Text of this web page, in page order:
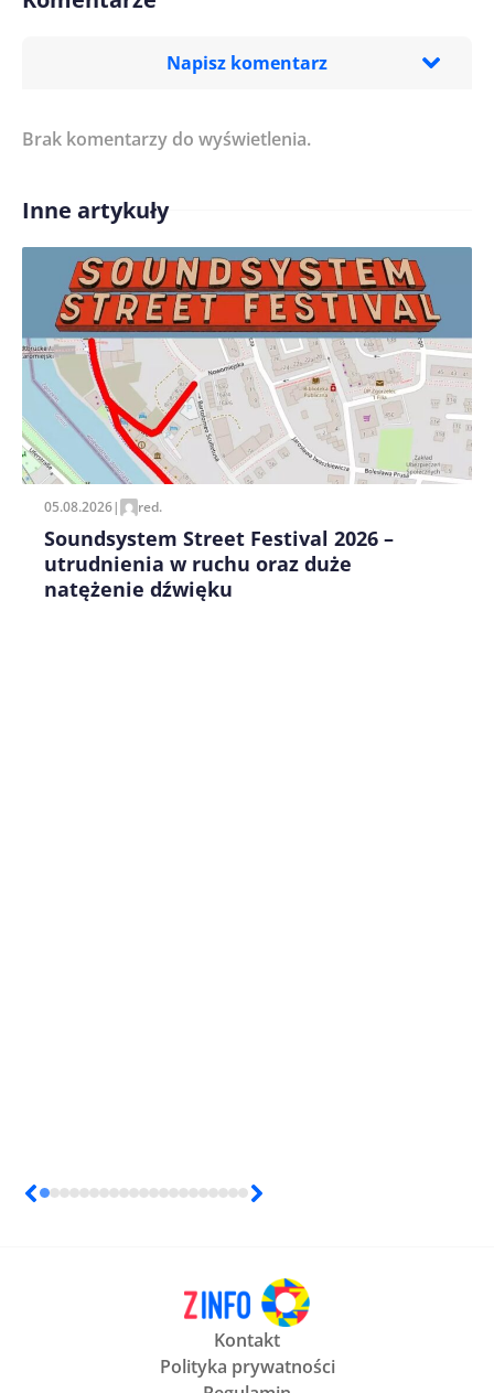
Napisz komentarz
Treść komentarza*
Imię/ Nick*
Zapamiętaj moje dane w tej przeglądarce podczas
pisania kolejnych komentarzy.
Brak komentarzy do wyświetlenia.
Inne artykuły
05.08.2026| red.
Soundsystem Street Festival 2026 –
utrudnienia w ruchu oraz duże
natężenie dźwięku
Kontakt
Polityka prywatności